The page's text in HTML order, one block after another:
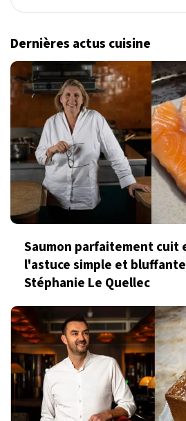
Dernières actus cuisine
Saumon parfaitement cuit
l'astuce simple et
Stéphanie Le Quellec